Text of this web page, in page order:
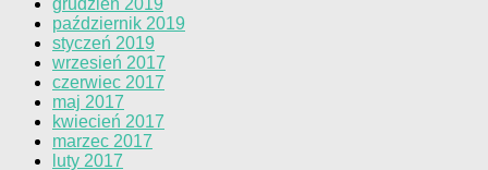
grudzień 2019
październik 2019
styczeń 2019
wrzesień 2017
czerwiec 2017
maj 2017
kwiecień 2017
marzec 2017
luty 2017